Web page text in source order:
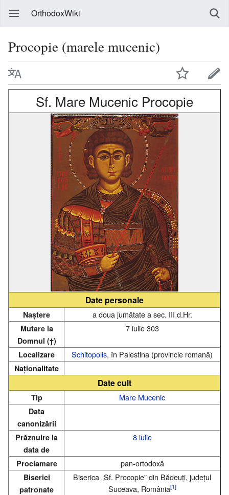
OrthodoxWiki
Procopie (marele mucenic)
Sf. Mare Mucenic Procopie
Date personale
Naștere a doua jumătate a sec. III d.Hr.
Mutare la
Domnul (†)
7 iulie 303
Localizare Schitopolis, în Palestina (provincie romană)
Naționalitate
Date cult
Tip Mare Mucenic
Data
canonizării
Prăznuire la
data de
8 iulie
Proclamare pan-ortodoxă
Biserici
patronate
Biserica „Sf. Procopie” din Bădeuți, județul
Suceava, România[1]